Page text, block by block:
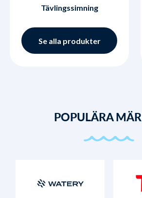
Tävlingssimning
Se alla produkter
POPULÄRA